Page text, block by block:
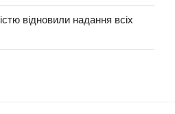
відновили надання всіх